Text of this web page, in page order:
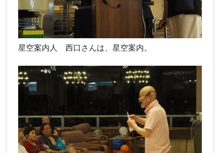
星空案内人 西口さんは、星空案内。